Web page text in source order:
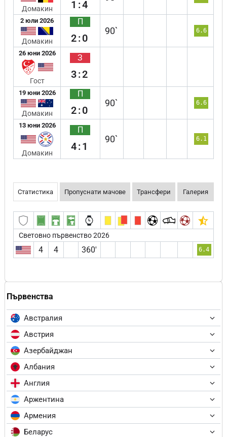
Първенства
Австралия
Австрия
Азербайджан
Албания
Англия
Аржентина
Армения
Беларус
Домакин 1:4
2 юли 2026
Домакин
П
2:0
90` 6.6
26 юни 2026
Гост
З
3:2
19 юни 2026
Домакин
П
2:0
90` 6.6
13 юни 2026
Домакин
П
4:1
90` 6.1
Статистика Пропуснати мачове Трансфери Галерия
Световно първенство 2026
4 4 360′ 6.4